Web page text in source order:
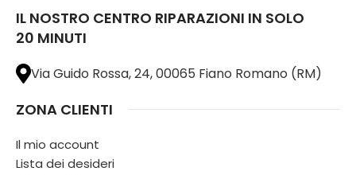
IL NOSTRO CENTRO RIPARAZIONI IN SOLO
20 MINUTI
Via Guido Rossa, 24, 00065 Fiano Romano (RM)
ZONA CLIENTI
Il mio account
Lista dei desideri